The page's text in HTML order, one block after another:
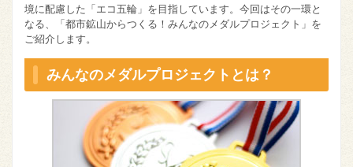
境に配慮した「エコ五輪」を目指しています。今回はその一環と
なる、「都市鉱山からつくる！みんなのメダルプロジェクト」を
ご紹介します。
みんなのメダルプロジェクトとは？